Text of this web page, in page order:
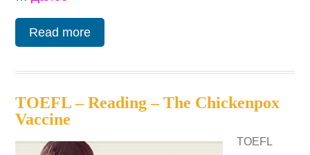
Read more
TOEFL – Reading – The Chickenpox
Vaccine
TOEFL